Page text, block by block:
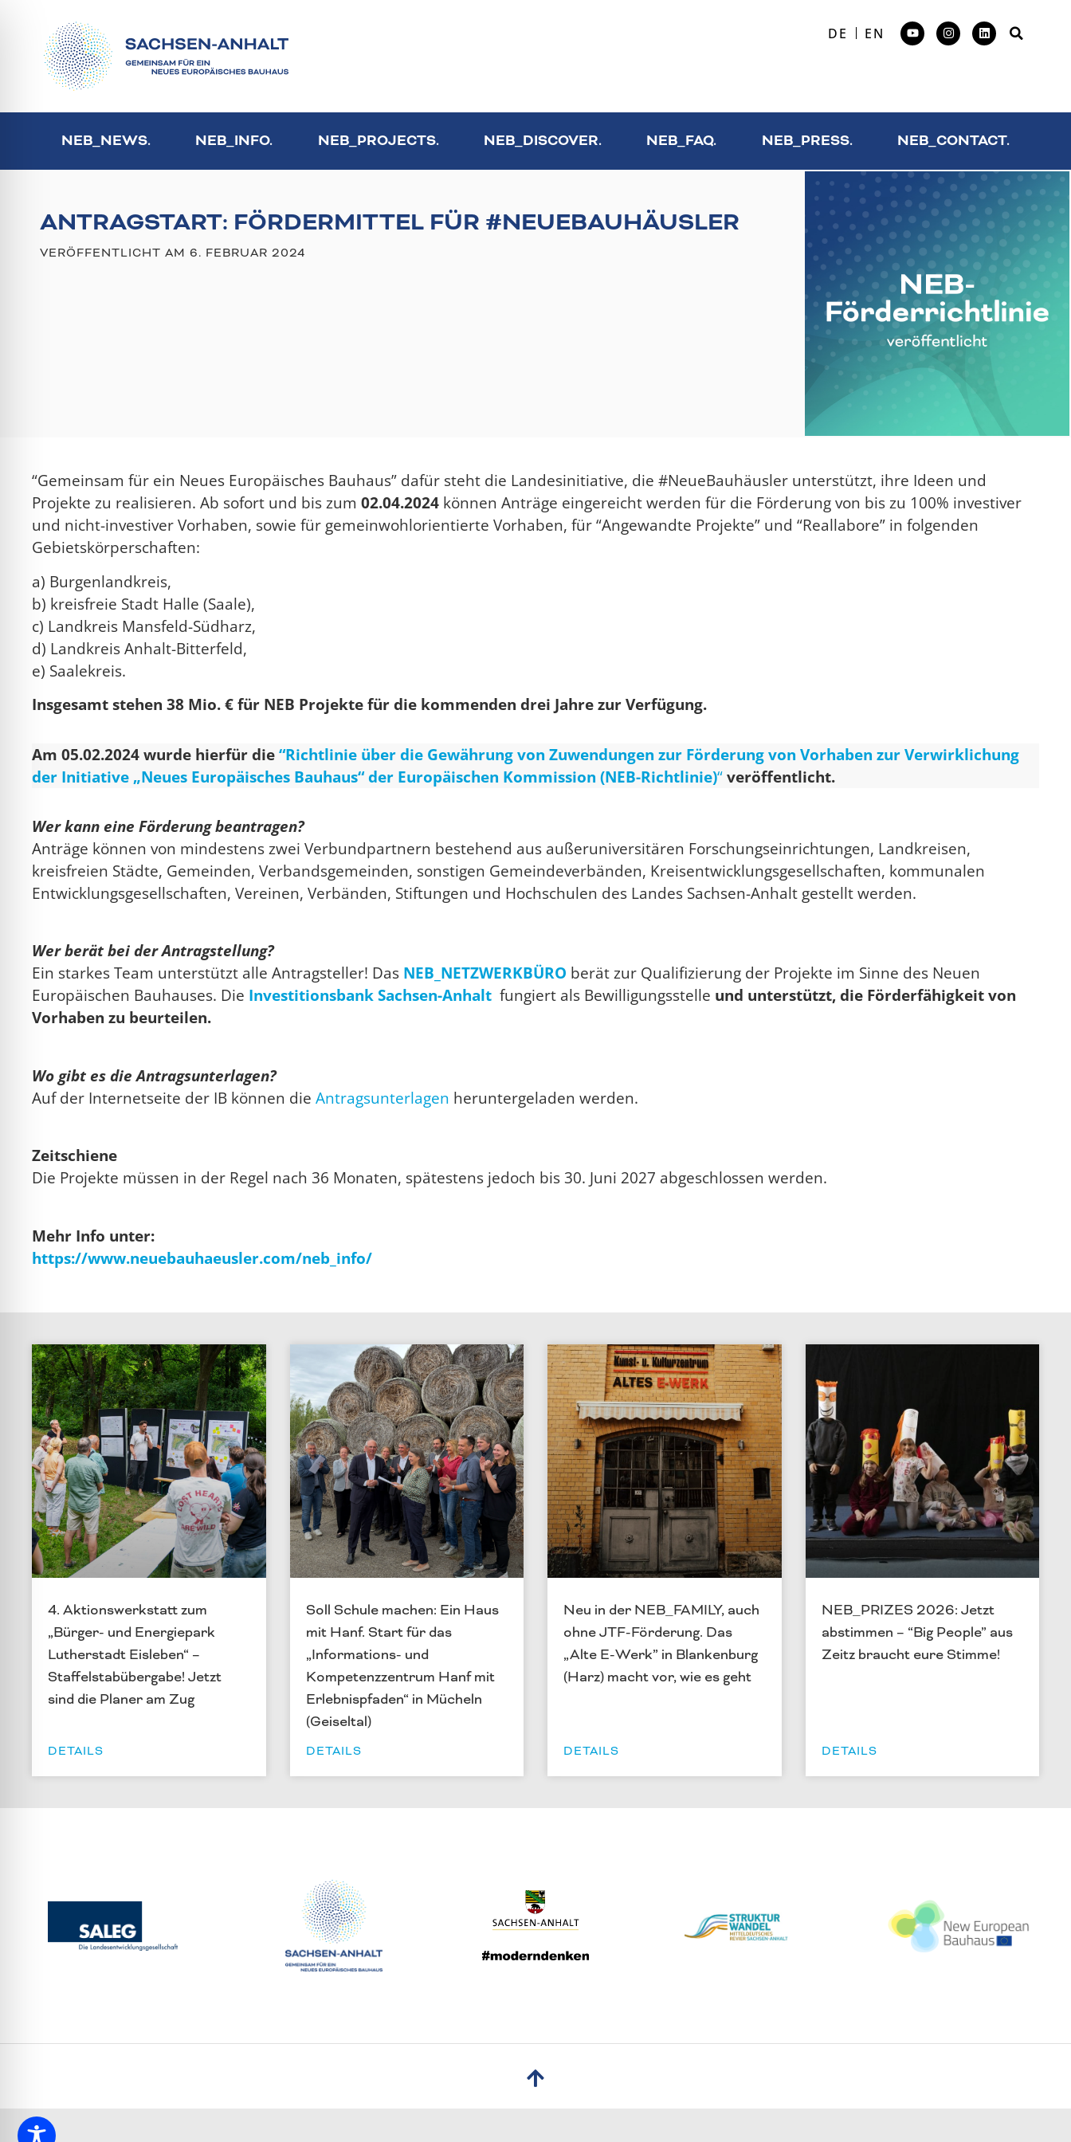
DE EN
NEB_NEWS. NEB_INFO. NEB_PROJECTS. NEB_DISCOVER. NEB_FAQ. NEB_PRESS. NEB_CONTACT.
ANTRAGSTART: FÖRDERMITTEL FÜR #NEUEBAUHÄUSLER
VERÖFFENTLICHT AM 6. FEBRUAR 2024
“Gemeinsam für ein Neues Europäisches Bauhaus” dafür steht die Landesinitiative, die #NeueBauhäusler unterstützt, ihre Ideen und
Projekte zu realisieren. Ab sofort und bis zum 02.04.2024 können Anträge eingereicht werden für die Förderung von bis zu 100% investiver
und nicht-investiver Vorhaben, sowie für gemeinwohlorientierte Vorhaben, für “Angewandte Projekte” und “Reallabore” in folgenden
Gebietskörperschaften:
a) Burgenlandkreis,
b) kreisfreie Stadt Halle (Saale),
c) Landkreis Mansfeld-Südharz,
d) Landkreis Anhalt-Bitterfeld,
e) Saalekreis.
Insgesamt stehen 38 Mio. € für NEB Projekte für die kommenden drei Jahre zur Verfügung.
Am 05.02.2024 wurde hierfür die“Richtlinie über die Gewährung von Zuwendungen zur Förderung von Vorhaben zur Verwirklichung
der Initiative „Neues Europäisches Bauhaus“ der Europäischen Kommission (NEB-Richtlinie)“veröffentlicht.
Wer kann eine Förderung beantragen?
Anträge können von mindestens zwei Verbundpartnern bestehend aus außeruniversitären Forschungseinrichtungen, Landkreisen,
kreisfreien Städte, Gemeinden, Verbandsgemeinden, sonstigen Gemeindeverbänden, Kreisentwicklungsgesellschaften, kommunalen
Entwicklungsgesellschaften, Vereinen, Verbänden, Stiftungen und Hochschulen des Landes Sachsen-Anhalt gestellt werden.
Wer berät bei der Antragstellung?
Ein starkes Team unterstützt alle Antragsteller! Das NEB_NETZWERKBÜRO berät zur Qualifizierung der Projekte im Sinne des Neuen
Europäischen Bauhauses. Die Investitionsbank Sachsen-Anhalt fungiert als Bewilligungsstelle und unterstützt, die Förderfähigkeit von
Vorhaben zu beurteilen.
Wo gibt es die Antragsunterlagen?
Auf der Internetseite der IB können die Antragsunterlagen heruntergeladen werden.
Zeitschiene
Die Projekte müssen in der Regel nach 36 Monaten, spätestens jedoch bis 30. Juni 2027 abgeschlossen werden.
Mehr Info unter:
https://www.neuebauhaeusler.com/neb_info/
4. Aktionswerkstatt zum
„Bürger- und Energiepark
Lutherstadt Eisleben“ –
Staffelstabübergabe! Jetzt
sind die Planer am Zug
DETAILS
Soll Schule machen: Ein Haus
mit Hanf. Start für das
„Informations- und
Kompetenzzentrum Hanf mit
Erlebnispfaden“ in Mücheln
(Geiseltal)
DETAILS
Neu in der NEB_FAMILY, auch
ohne JTF-Förderung. Das
„Alte E-Werk” in Blankenburg
(Harz) macht vor, wie es geht
DETAILS
NEB_PRIZES 2026: Jetzt
abstimmen – “Big People” aus
Zeitz braucht eure Stimme!
DETAILS
sicherer Modus